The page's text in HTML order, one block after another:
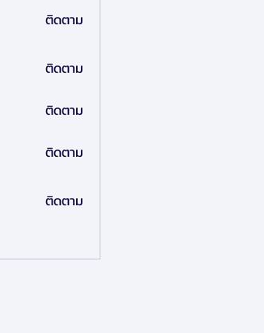
ติดตาม
ติดตาม
ติดตาม
ติดตาม
ติดตาม